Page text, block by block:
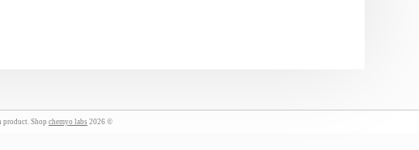
© 2026
Shop chemyo labs